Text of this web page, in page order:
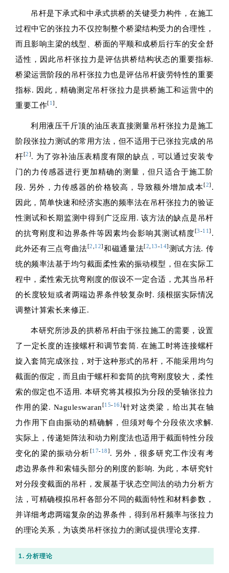
吊杆是下承式和中承式拱桥的关键受力构件，在施工
过程中它的张拉力不仅控制整个桥梁结构受力的合理性，
而且影响主梁的线型、桥面的平顺和成桥后行车的安全舒
适性，因此吊杆张拉力是评估拱桥结构状态的重要指标.
桥梁运营阶段的吊杆张拉力也是评估吊杆疲劳特性的重要
指标. 因此，精确测定吊杆张拉力是拱桥施工和运营中的
重要工作[1] .
利用液压千斤顶的油压表直接测量吊杆张拉力是施工
阶段张拉力测试的常用方法，但不适用于已张拉完成的吊
杆[2]. 为了弥补油压表精度有限的缺点，可以通过安装专
门的力传感器进行更加精确的测量，但只适合于施工阶
段. 另外，力传感器的价格较高，导致额外增加成本[2] .
因此，简单快速和经济实惠的频率法在吊杆张拉力的验证
性测试和长期监测中得到广泛应用. 该方法的缺点是吊杆
的抗弯刚度和边界条件等因素均会影响其测试精度[3-11] .
此外还有三点弯曲法[2 12]和磁通量法[2 13-14]测试方法. 传
统的频率法基于均匀截面柔性索的振动模型，但在实际工
程中，柔性索无抗弯刚度的假设不一定合适，尤其当吊杆
的长度较短或者两端边界条件较复杂时. 须根据实际情况
调整计算索长来修正.
本研究所涉及的拱桥吊杆由于张拉施工的需要，设置
了一定长度的连接螺杆和调节套筒. 在施工时将连接螺杆
旋入套筒完成张拉，对于这种形式的吊杆，不能采用均匀
截面的假定，而且由于螺杆和套筒的抗弯刚度较大，柔性
索的假定也不适用. 本研究将其模拟为分段的受轴张拉力
作用的梁. Naguleswaran[15-16]针对这类梁，给出其在轴
力作用下自由振动的精确解，但须对每个分段依次求解.
实际上，传递矩阵法和动力刚度法也适用于截面特性分段
变化的梁的振动分析[17-18]. 另外，很多研究工作没有考
虑边界条件和索锚头部分的刚度的影响. 为此，本研究针
对分段变截面的吊杆，发展基于状态空间法的动力分析方
法，可精确模拟吊杆各部分不同的截面特性和材料参数，
并详细考虑两端复杂的边界条件，得到吊杆频率与张拉力
的理论关系，为该类吊杆张拉力的测试提供理论支撑.
1. 分析理论